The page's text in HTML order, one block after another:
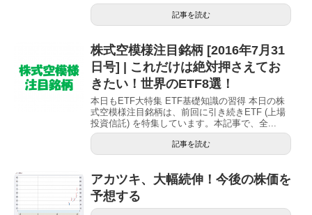
記事を読む
株式空模様注目銘柄 [2016年7月31
日号] | これだけは絶対押さえてお
きたい！世界のETF8選！
本日もETF大特集 ETF基礎知識の習得 本日の株
式空模様注目銘柄は、前回に引き続きETF (上場
投資信託) を特集しています。本記事で、全...
記事を読む
アカツキ、大幅続伸！今後の株価を
予想する